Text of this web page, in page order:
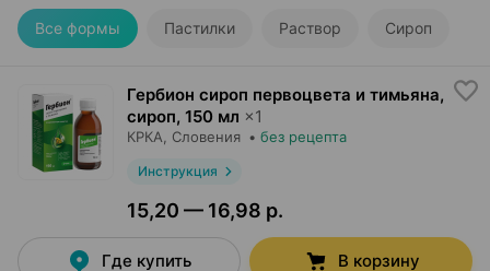
Все формы Пастилки Раствор Сироп
Гербион сироп первоцвета и тимьяна,
сироп, 150 мл ×1
КРКА , Словения • без рецепта
Инструкция
15,20 — 16,98 р.
Где купить В корзину